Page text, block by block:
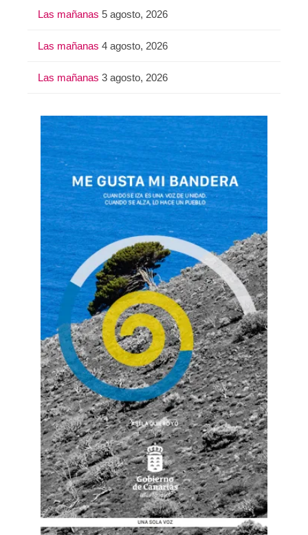
Las mañanas 5 agosto, 2026
Las mañanas 4 agosto, 2026
Las mañanas 3 agosto, 2026